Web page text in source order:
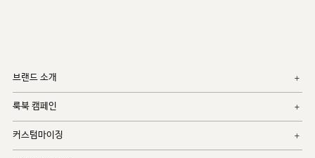
브랜드 소개
룩북 캠페인
커스텀마이징